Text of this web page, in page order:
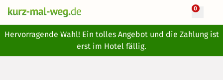
0
Hervorragende Wahl! Ein tolles Angebot und die Zahlung ist
erst im Hotel fällig.